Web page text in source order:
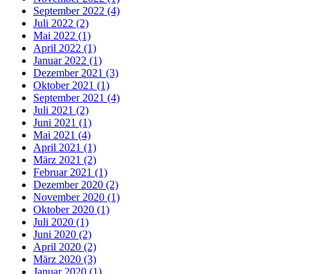
September 2022 (4)
Juli 2022 (2)
Mai 2022 (1)
April 2022 (1)
Januar 2022 (1)
Dezember 2021 (3)
Oktober 2021 (1)
September 2021 (4)
Juli 2021 (2)
Juni 2021 (1)
Mai 2021 (4)
April 2021 (1)
März 2021 (2)
Februar 2021 (1)
Dezember 2020 (2)
November 2020 (1)
Oktober 2020 (1)
Juli 2020 (1)
Juni 2020 (2)
April 2020 (2)
März 2020 (3)
Januar 2020 (1)